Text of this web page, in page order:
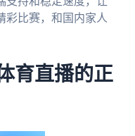
彩比赛，和国内家人
育直播的正